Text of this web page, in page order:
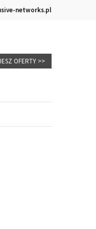
networks.pl
OFERTY >>